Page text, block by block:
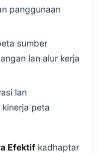
panggunaan
sumber
lan alur kerja
lan
peta
Efektif kadhaptar